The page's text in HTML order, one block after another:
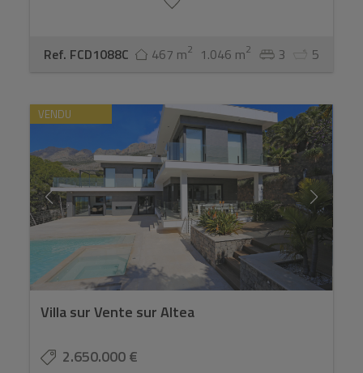
Ref. FCD1088C 467 m2 1.046 m2 3 5
VENDU
Villa sur Vente sur Altea
2.650.000 €